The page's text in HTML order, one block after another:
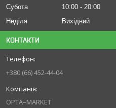
Субота
10:00
20:00
Неділя
Вихідний
КОНТАКТИ
+380 (66) 452-44-04
OPTA–MARKET